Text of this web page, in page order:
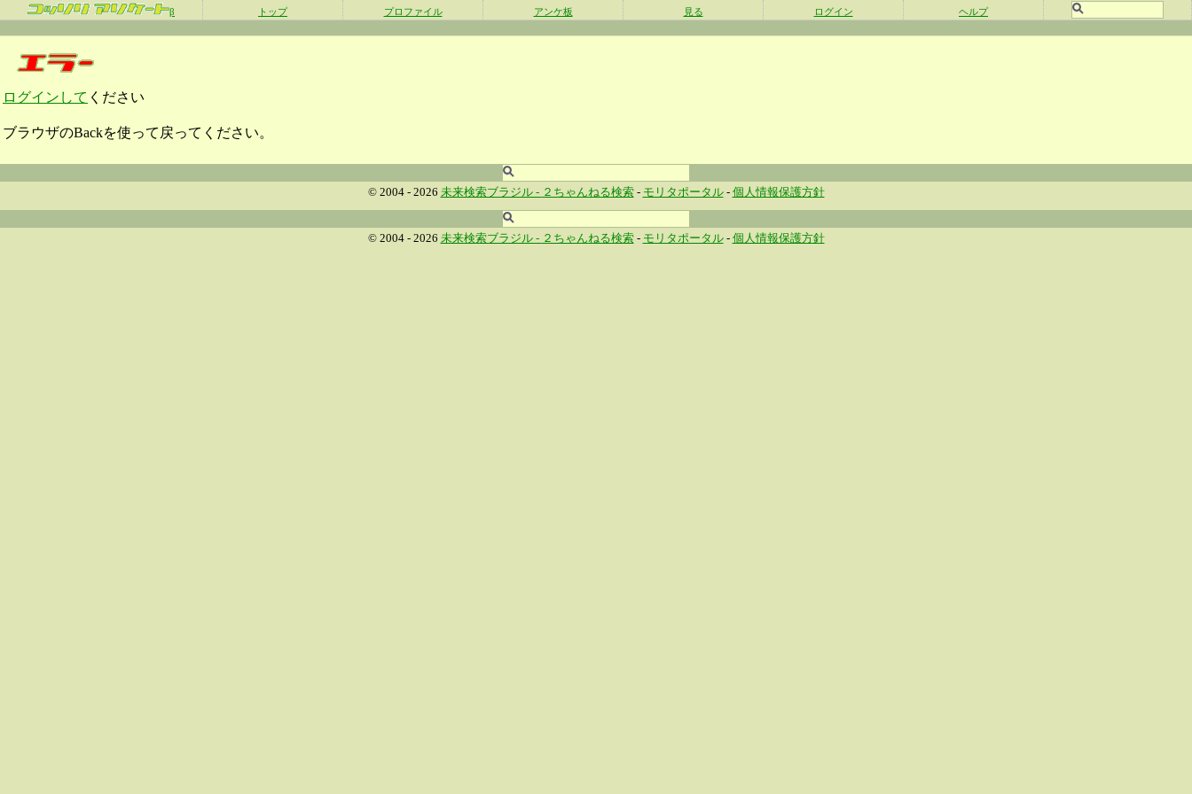
β トップ プロファイル アンケ板 見る ログイン ヘルプ
ログインして ください
ブラウザのBackを使って戻ってください。
© 2004 - 2026 未来検索ブラジル - ２ちゃんねる検索- モリタポータル- 個人情報保護方針
© 2004 - 2026 未来検索ブラジル - ２ちゃんねる検索- モリタポータル- 個人情報保護方針